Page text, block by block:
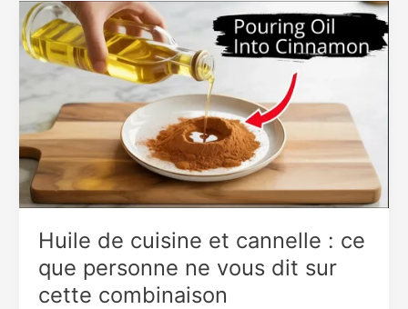
trois
ministres
et
députés
voici
combien
j’ai
gagné
—
confession
troublante
Huile de cuisine et cannelle : ce
que personne ne vous dit sur
cette combinaison